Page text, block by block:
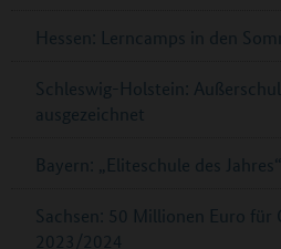
Hessen: Lerncamps in den
Schleswig-Holstein:
ausgezeichnet
Bayern: „Eliteschule des
Sachsen: 50 Millionen Euro für
2023/2024